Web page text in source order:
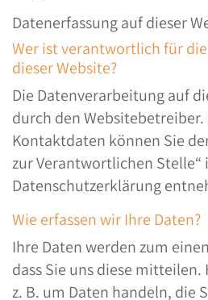
Datenerfassung auf dieser
Wer ist verantwortlich für
dieser Website?
Die Datenverarbeitung auf
durch den Websitebetreiber.
Kontaktdaten können Sie
zur Verantwortlichen Stelle“
Datenschutzerklärung
Wie erfassen wir Ihre Daten?
Ihre Daten werden zum
dass Sie uns diese mitteilen.
z. B. um Daten handeln, die